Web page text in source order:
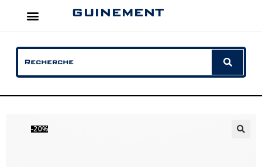
GUINEMENT
-20%